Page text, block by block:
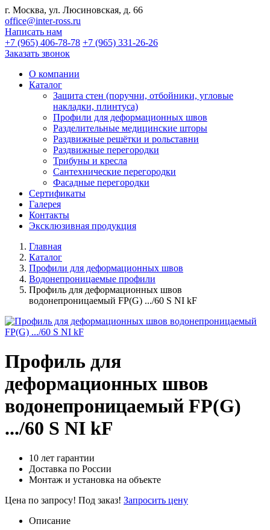
г. Москва, ул. Люсиновская, д. 66
office@inter-ross.ru
Написать нам
+7 (965) 406-78-78 +7 (965) 331-26-26
Заказать звонок
О компании
Каталог
Защита стен (поручни, отбойники, угловые
накладки, плинтуса)
Профили для деформационных швов
Разделительные медицинские шторы
Раздвижные решётки и рольставни
Раздвижные перегородки
Трибуны и кресла
Сантехнические перегородки
Фасадные перегородки
Сертификаты
Галерея
Контакты
Эксклюзивная продукция
Главная
Каталог
Профили для деформационных швов
Водонепроницаемые профили
Профиль для деформационных швов
водонепроницаемый FP(G) .../60 S NI kF
Профиль для
деформационных швов
водонепроницаемый FP(G)
.../60 S NI kF
10 лет гарантии
Доставка по России
Монтаж и установка на объекте
Цена по запросу! Под заказ! Запросить цену
Описание